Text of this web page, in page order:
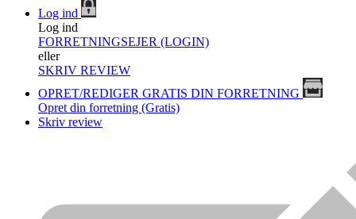
Log ind
Log ind
FORRETNINGSEJER (LOGIN)
eller
SKRIV REVIEW
OPRET/REDIGER GRATIS DIN FORRETNING
Opret din forretning (Gratis)
Skriv review